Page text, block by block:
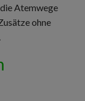
Atemwege
ohne